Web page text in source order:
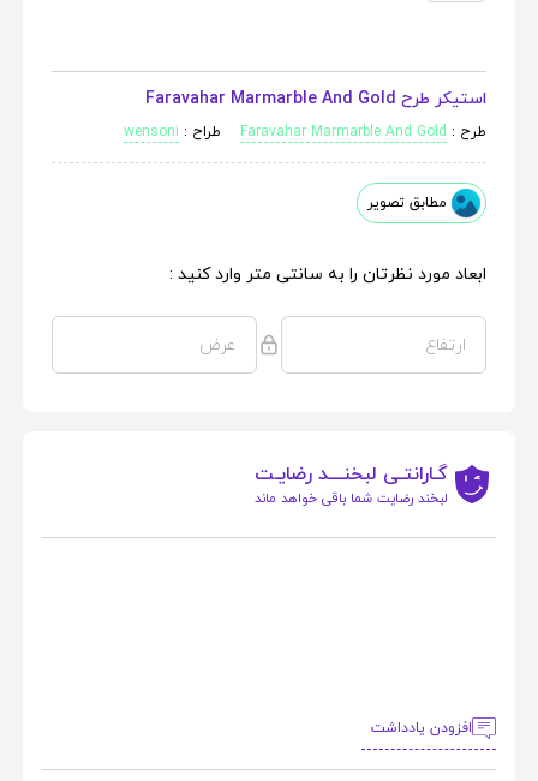
استیکر طرح Faravahar Marmarble And Gold
طرح : Faravahar Marmarble And Gold طراح : wensoni
ابعاد مورد نظرتان را به سانتی متر وارد کنید :
مطابق تصویر
گـارانتـی لبخنــــد رضایـت
لبخند رضایت شما باقی خواهد ماند
افزودن یادداشت